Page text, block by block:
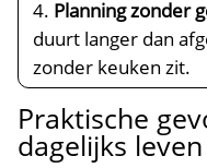
Planning zonder
duurt langer dan
zonder keuken zit.​
Praktische
dagelijks leven